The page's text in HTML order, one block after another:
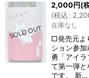
2,000円(
(税込:
在庫なし
□発売元よ
ション参
勇「アイ
て第一弾
です。 新…